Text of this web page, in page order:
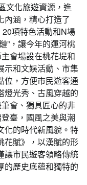
文化旅遊資源，進
內涵，精心打造了
20項特色活動和N場
”，讓今年的運河桃
會場設在桃花堤和
示和文娛活動、市集
位，方便市民遊客通
燈光秀、古風穿越的
會、獨具匠心的非
臺，國風之美與潮
化的時代新風貌。特
花賦》，以漢賦的形
讓市民遊客領略傳統
的歷史底蘊和獨特的